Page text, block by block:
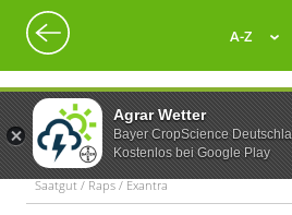
Agrar Wetter
Bayer CropScience
Kostenlos bei Google Play
A-Z
Saatgut / Raps / Exantra